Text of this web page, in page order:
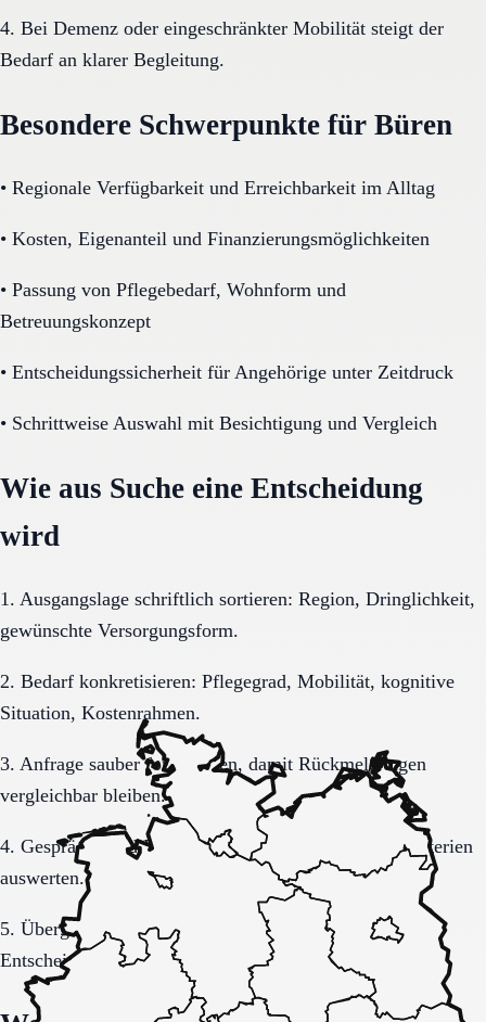
4. Bei Demenz oder eingeschränkter Mobilität steigt der
Bedarf an klarer Begleitung.
Besondere Schwerpunkte für Büren
• Regionale Verfügbarkeit und Erreichbarkeit im Alltag
• Kosten, Eigenanteil und Finanzierungsmöglichkeiten
• Passung von Pflegebedarf, Wohnform und
Betreuungskonzept
• Entscheidungssicherheit für Angehörige unter Zeitdruck
• Schrittweise Auswahl mit Besichtigung und Vergleich
Wie aus Suche eine Entscheidung
wird
1. Ausgangslage schriftlich sortieren: Region, Dringlichkeit,
gewünschte Versorgungsform.
2. Bedarf konkretisieren: Pflegegrad, Mobilität, kognitive
Situation, Kostenrahmen.
3. Anfrage sauber formulieren, damit Rückmeldungen
vergleichbar bleiben.
4. Gespräche und Besichtigungen mit festen Muss-Kriterien
auswerten.
5. Übergang, Kommunikation und Kosten vor der
Entscheidung vollständig klären.